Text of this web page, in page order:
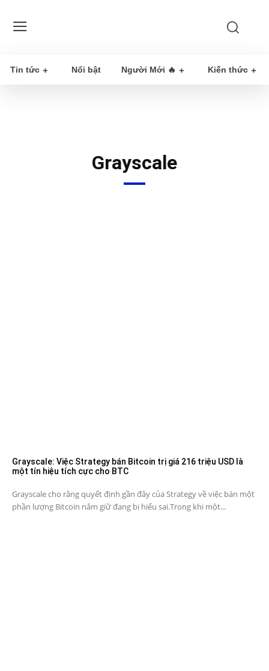
Tin tức Nổi bật Người Mới 🔥 Kiến thức
Grayscale
Grayscale: Việc Strategy bán Bitcoin trị giá 216 triệu USD là
một tín hiệu tích cực cho BTC
Grayscale cho rằng quyết định gần đây của Strategy về việc bán một
phần lượng Bitcoin nắm giữ đang bị hiểu sai.Trong khi một...